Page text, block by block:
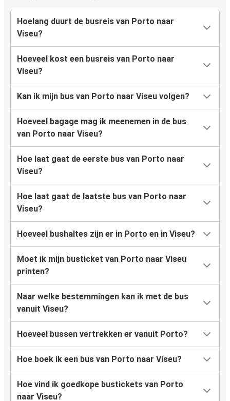
Hoelang duurt de busreis van Porto naar
Viseu?
Hoeveel kost een busreis van Porto naar
Viseu?
Kan ik mijn bus van Porto naar Viseu volgen?
Hoeveel bagage mag ik meenemen in de bus
van Porto naar Viseu?
Hoe laat gaat de eerste bus van Porto naar
Viseu?
Hoe laat gaat de laatste bus van Porto naar
Viseu?
Hoeveel bushaltes zijn er in Porto en in Viseu?
Moet ik mijn busticket van Porto naar Viseu
printen?
Naar welke bestemmingen kan ik met de bus
vanuit Viseu?
Hoeveel bussen vertrekken er vanuit Porto?
Hoe boek ik een bus van Porto naar Viseu?
Hoe vind ik goedkope bustickets van Porto
naar Viseu?